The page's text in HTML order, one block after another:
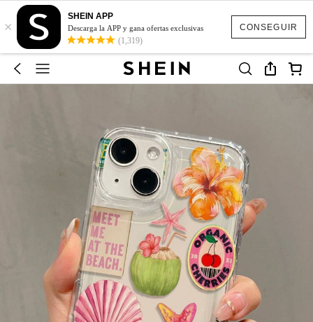
CONSEGUIR
×
SHEIN APP
Descarga la APP y gana ofertas exclusivas
(1,319)